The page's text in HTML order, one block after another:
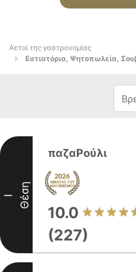
Αετοί της γαστρονομίας
Εστιατόρια, Ψητοπωλεία,
I Θέση
παζαΡούλι
10.0
(227)